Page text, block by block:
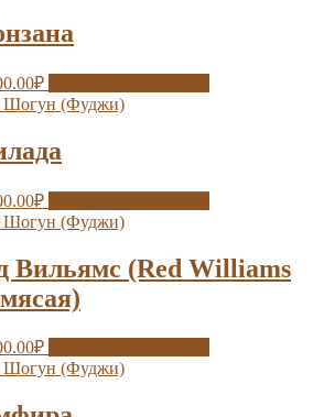
₽
₽
Вильямс (Red Williams
₽